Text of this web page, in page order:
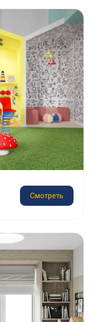
Смотреть